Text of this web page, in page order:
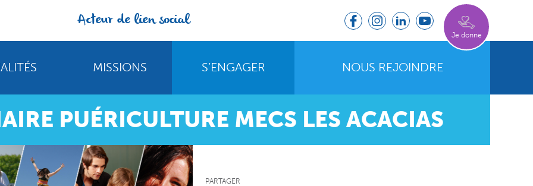
Acteur de lien social
Je donne
MISSIONS S’ENGAGER NOUS REJOINDRE
PUÉRICULTURE MECS LES ACACIAS
PARTAGER